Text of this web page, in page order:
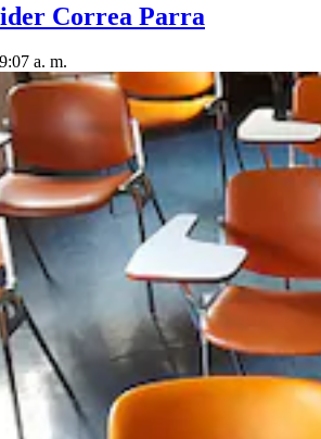
Correa Parra
a. m.